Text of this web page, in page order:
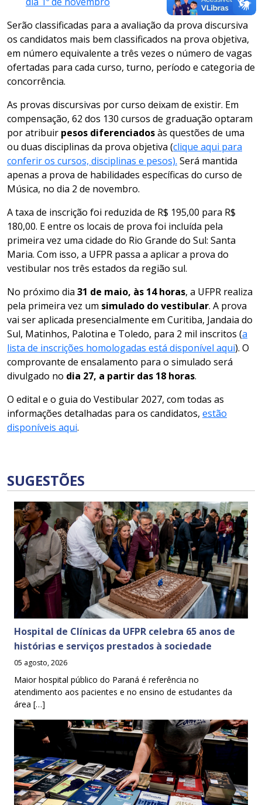
Serão classificadas para a avaliação da prova discursiva
os candidatos mais bem classificados na prova objetiva,
em número equivalente a três vezes o número de vagas
ofertadas para cada curso, turno, período e categoria de
concorrência.
As provas discursivas por curso deixam de existir. Em
compensação, 62 dos 130 cursos de graduação optaram
por atribuir pesos diferenciadosàs questões de uma
ou duas disciplinas da prova objetiva (clique aqui para
conferir os cursos, disciplinas e pesos). Será mantida
apenas a prova de habilidades específicas do curso de
Música, no dia 2 de novembro.
A taxa de inscrição foi reduzida de R$ 195,00 para R$
180,00. E entre os locais de prova foi incluída pela
primeira vez uma cidade do Rio Grande do Sul: Santa
Maria. Com isso, a UFPR passa a aplicar a prova do
vestibular nos três estados da região sul.
No próximo dia 31 de maio, às 14 horas, a UFPR realiza
pela primeira vez um simulado do vestibular. A prova
vai ser aplicada presencialmente em Curitiba, Jandaia do
Sul, Matinhos, Palotina e Toledo, para 2 mil inscritos (a
lista de inscrições homologadas está disponível aqui). O
comprovante de ensalamento para o simulado será
divulgado no dia 27, a partir das 18 horas.
O edital e o guia do Vestibular 2027, com todas as
informações detalhadas para os candidatos, estão
disponíveis aqui.
SUGESTÕES
Hospital de Clínicas da UFPR celebra 65 anos de
histórias e serviços prestados à sociedade
05 agosto, 2026
Maior hospital público do Paraná é referência no
atendimento aos pacientes e no ensino de estudantes da
área […]